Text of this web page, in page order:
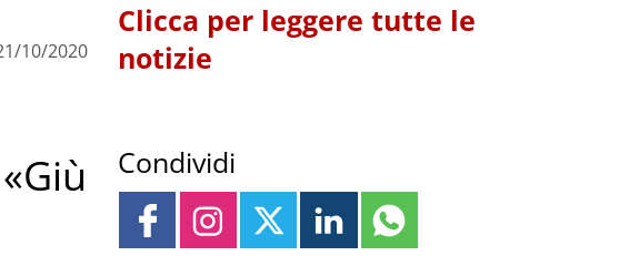
10/2020
Clicca per leggere tutte le
notizie
Condividi